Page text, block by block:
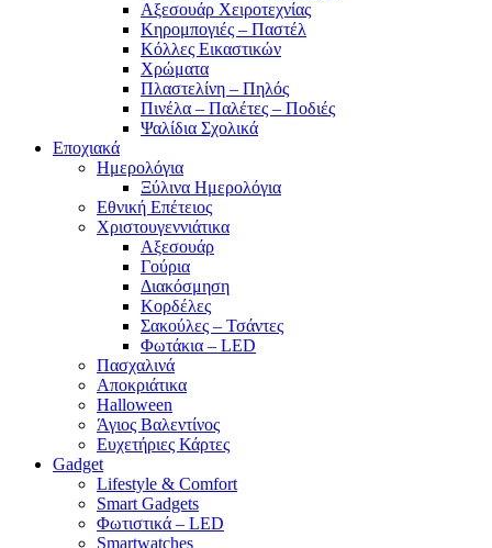
Αξεσουάρ Χειροτεχνίας
Κηρομπογιές – Παστέλ
Κόλλες Εικαστικών
Χρώματα
Πλαστελίνη – Πηλός
Πινέλα – Παλέτες – Ποδιές
Ψαλίδια Σχολικά
Εποχιακά
Ημερολόγια
Ξύλινα Ημερολόγια
Εθνική Επέτειος
Χριστουγεννιάτικα
Αξεσουάρ
Γούρια
Διακόσμηση
Κορδέλες
Σακούλες – Τσάντες
Φωτάκια – LED
Πασχαλινά
Αποκριάτικα
Halloween
Άγιος Βαλεντίνος
Ευχετήριες Κάρτες
Gadget
Lifestyle & Comfort
Smart Gadgets
Φωτιστικά – LED
Smartwatches